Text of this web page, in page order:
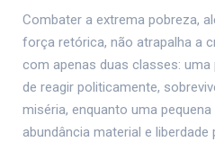
Combater a extrema pobreza,
força retórica, não atrapalha a
com apenas duas classes:
de reagir politicamente,
miséria, enquanto uma
abundância material e